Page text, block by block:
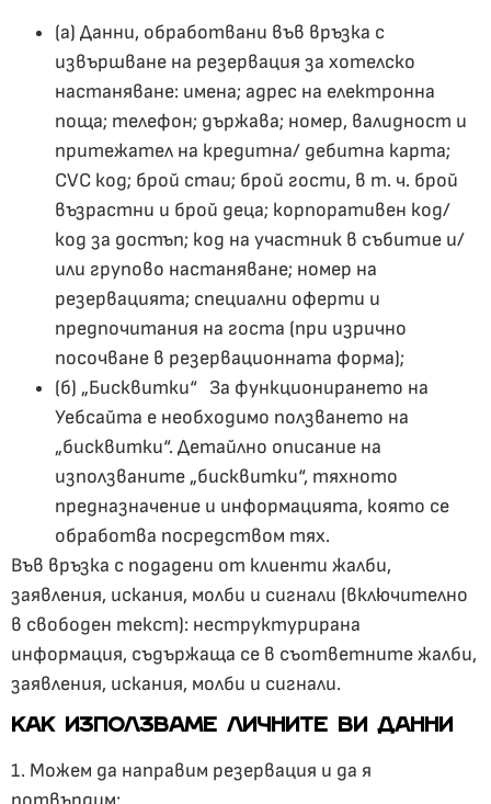
(a) Данни, обработвани във връзка с
извършване на резервация за хотелско
настаняване: имена; адрес на електронна
поща; телефон; държава; номер, валидност и
притежател на кредитна/ дебитна карта;
CVC код; брой стаи; брой гости, в т. ч. брой
възрастни и брой деца; корпоративен код/
код за достъп; код на участник в събитие и/
или групово настаняване; номер на
резервацията; специални оферти и
предпочитания на госта (при изрично
посочване в резервационната форма);
(б) „Бисквитки“ За функционирането на
Уебсайта е необходимо ползването на
„бисквитки“. Детайлно описание на
използваните „бисквитки“, тяхното
предназначение и информацията, която се
обработва посредством тях.
Във връзка с подадени от клиенти жалби,
заявления, искания, молби и сигнали (включително
в свободен текст): неструктурирана
информация, съдържаща се в съответните жалби,
заявления, искания, молби и сигнали.
КАК ИЗПОЛЗВАМЕ ЛИЧНИТЕ ВИ ДАННИ
1. Можем да направим резервация и да я